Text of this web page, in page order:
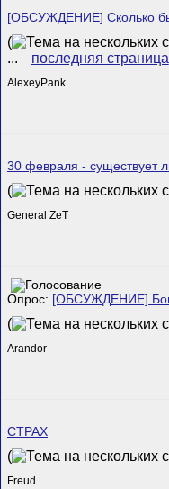
[ОБСУЖДЕНИЕ] Сколько
(
...
последняя страница
AlexeyPank
30 февраля - существует
(
General ZeT
Опрос: [ОБСУЖДЕНИЕ]
(
Arandor
СТРАХ
(
Freud